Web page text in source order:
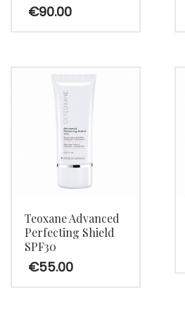
€90.00
Teoxane Advanced
Perfecting Shield
SPF30
€55.00